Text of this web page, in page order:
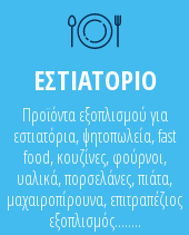
ΕΣΤΙΑΤΟΡΙΟ
Προϊόντα εξοπλισμού για
εστιατόρια, ψητοπωλεία, fast
food, κουζίνες, φούρνοι,
υαλικά, πορσελάνες, πιάτα,
μαχαιροπίρουνα, επιτραπέζιος
εξοπλισμός........